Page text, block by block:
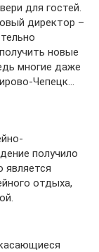
для гостей.
директор –
новые
многие даже
Чепецк…
получило
является
отдыха,